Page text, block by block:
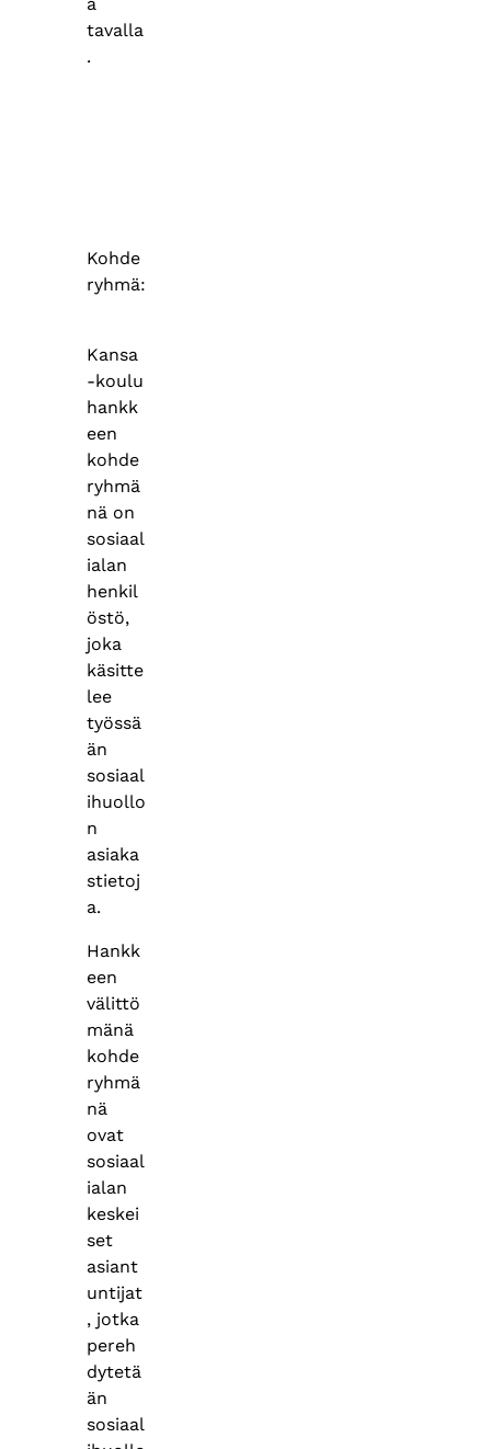
tavalla
.
Kohde
ryhmä:
Kansa
-koulu
hankk
een
kohde
ryhmä
nä on
sosiaal
ialan
henkil
östö,
joka
käsitte
lee
työssä
än
sosiaal
ihuollo
n
asiaka
stietoj
a.
Hankk
een
välittö
mänä
kohde
ryhmä
nä
ovat
sosiaal
ialan
keskei
set
asiant
untijat
, jotka
pereh
dytetä
än
sosiaal